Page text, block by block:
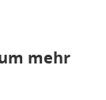
mehr